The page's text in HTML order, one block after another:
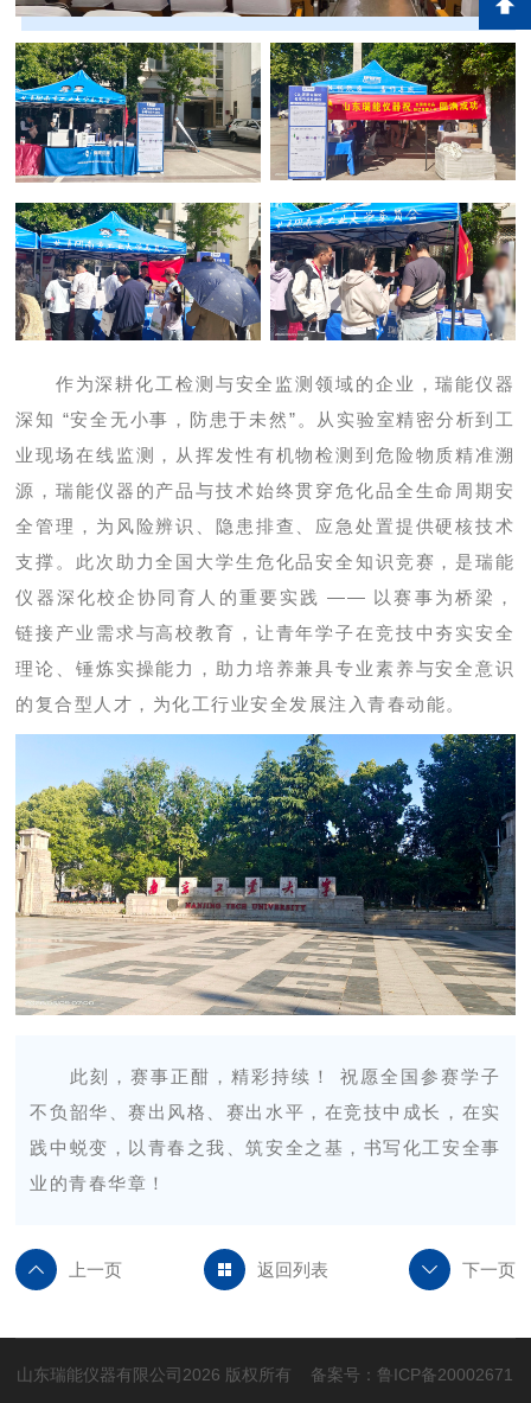
作为深耕化工检测与安全监测领域的企业，瑞能仪器
深知 “安全无小事，防患于未然”。从实验室精密分析到工
业现场在线监测，从挥发性有机物检测到危险物质精准溯
源，瑞能仪器的产品与技术始终贯穿危化品全生命周期安
全管理，为风险辨识、隐患排查、应急处置提供硬核技术
支撑。此次助力全国大学生危化品安全知识竞赛，是瑞能
仪器深化校企协同育人的重要实践 —— 以赛事为桥梁，
链接产业需求与高校教育，让青年学子在竞技中夯实安全
理论、锤炼实操能力，助力培养兼具专业素养与安全意识
的复合型人才，为化工行业安全发展注入青春动能。
此刻，赛事正酣，精彩持续！ 祝愿全国参赛学子
不负韶华、赛出风格、赛出水平，在竞技中成长，在实
践中蜕变，以青春之我、筑安全之基，书写化工安全事
业的青春华章！
上一页 返回列表 下一页
山东瑞能仪器有限公司2026 版权所有 备案号： 鲁ICP备20002671